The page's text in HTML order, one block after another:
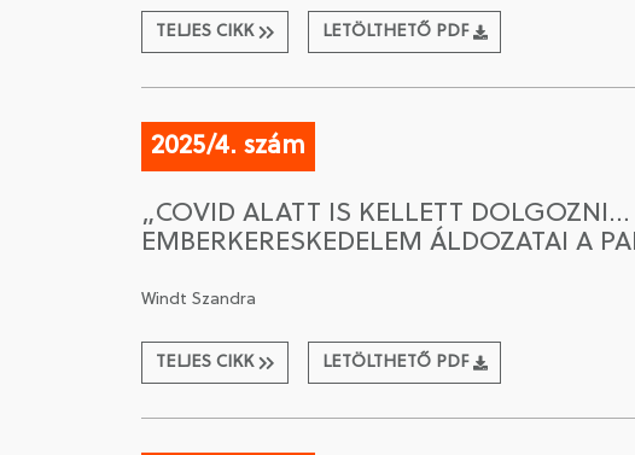
TELJES CIKK LETÖLTHETŐ PDF
2025/4. szám
„COVID ALATT IS KELLETT DOLGOZNI…
EMBERKERESKEDELEM ÁLDOZATAI A
Windt Szandra
TELJES CIKK LETÖLTHETŐ PDF